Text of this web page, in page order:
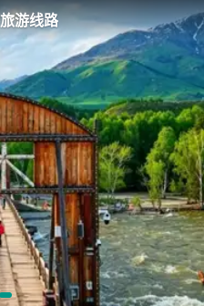
游线路